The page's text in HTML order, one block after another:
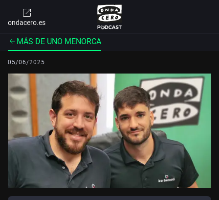
ondacero.es
MÁS DE UNO MENORCA
05/06/2025